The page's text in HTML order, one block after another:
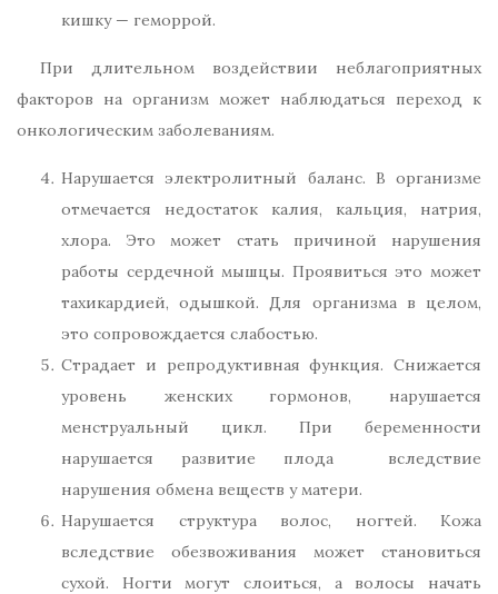
кишку — геморрой.
При длительном воздействии неблагоприятных
факторов на организм может наблюдаться переход к
онкологическим заболеваниям.
Нарушается электролитный баланс. В организме
отмечается недостаток калия, кальция, натрия,
хлора. Это может стать причиной нарушения
работы сердечной мышцы. Проявиться это может
тахикардией, одышкой. Для организма в целом,
это сопровождается слабостью.
Страдает и репродуктивная функция. Снижается
уровень женских гормонов, нарушается
менструальный цикл. При беременности
нарушается развитие плода вследствие
нарушения обмена веществ у матери.
Нарушается структура волос, ногтей. Кожа
вследствие обезвоживания может становиться
сухой. Ногти могут слоиться, а волосы начать